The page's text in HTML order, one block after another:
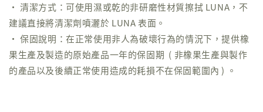
• 清潔方式：可使用濕或乾的非研磨性材質擦拭 LUNA，不
建議直接將清潔劑噴灑於 LUNA 表面。
• 保固說明：在正常使用非人為破壞行為的情況下，提供橡
果生產及製造的原始產品一年的保固期 ( 非橡果生產與製作
的產品以及後續正常使用造成的耗損不在保固範圍內 ) 。